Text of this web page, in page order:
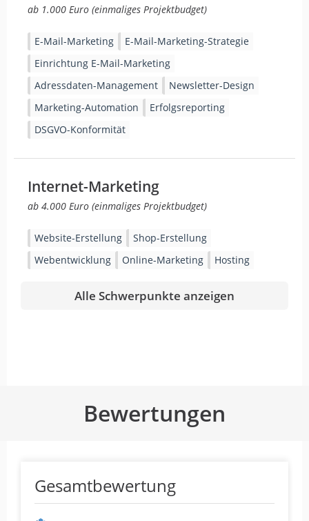
ab 1.000 Euro (einmaliges Projektbudget)
E-Mail-Marketing
E-Mail-Marketing-Strategie
Einrichtung E-Mail-Marketing
Adressdaten-Management
Newsletter-Design
Marketing-Automation
Erfolgsreporting
DSGVO-Konformität
Internet-Marketing
ab 4.000 Euro (einmaliges Projektbudget)
Website-Erstellung
Shop-Erstellung
Webentwicklung
Online-Marketing Hosting
Alle Schwerpunkte anzeigen
Bewertungen
Gesamtbewertung